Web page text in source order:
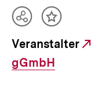
bpb.de
Veranstalter
gGmbH
Teilen
Optionen
anzeigen
Inhalt
merken